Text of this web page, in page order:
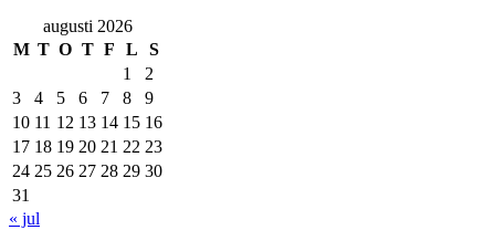
augusti 2026
M T O T F L
S
1
2
3
4 5 6 7 8
9
10 11 12 13 14 15 16
17 18 19 20 21 22 23
24 25 26 27 28 29 30
31
« jul